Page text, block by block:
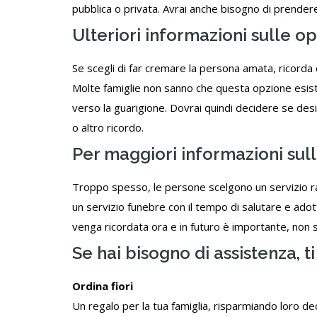
pubblica o privata. Avrai anche bisogno di
Ulteriori informazioni sulle
Se scegli di far cremare la persona amata,
Molte famiglie non sanno che questa opzione
verso la guarigione. Dovrai quindi decidere se
o altro ricordo.
Per maggiori informazioni
Troppo spesso, le persone scelgono un servizio
un servizio funebre con il tempo di salutare e
venga ricordata ora e in futuro è importante, non
Se hai bisogno di assistenza,
Ordina fiori
Un regalo per la tua famiglia, risparmiando loro